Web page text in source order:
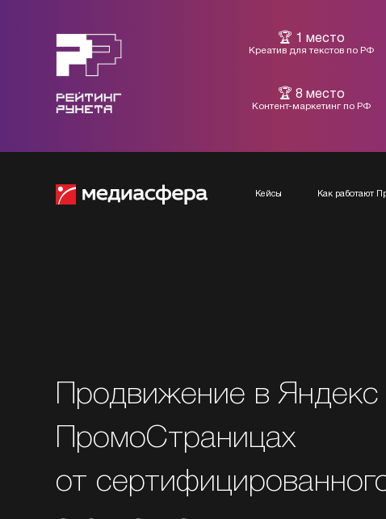
1 место
Креатив для текстов по РФ
8 место
Контент-маркетинг по РФ
Кейсы Как работают
Продвижение в Яндекс
ПромоСтраницах
от